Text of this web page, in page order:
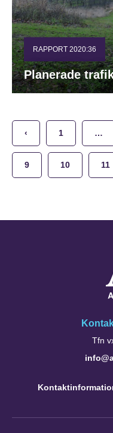
RAPPORT 2020:36
Planerade
‹ 1 …
9 10 11
Tfn